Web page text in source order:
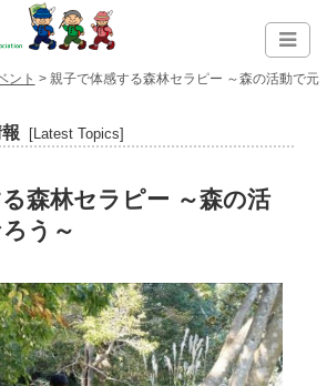
ント > 親子で体感する森林セラピー ～森の活動で元
[Latest Topics]
森林セラピー ～森の活
う～